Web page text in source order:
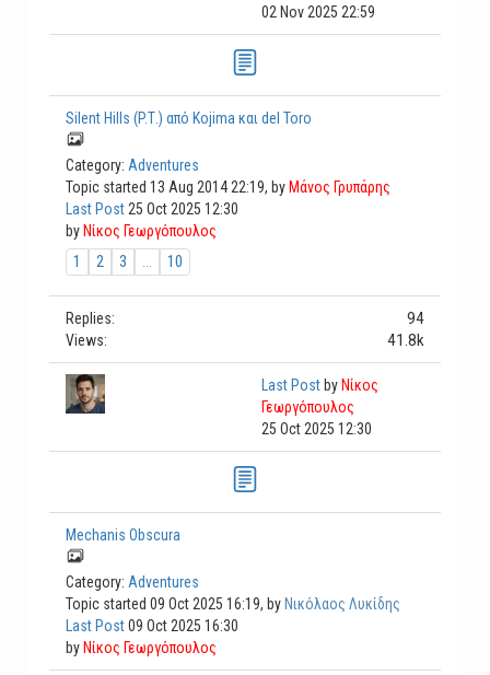
02 Nov 2025 22:59
Silent Hills (P.Τ.) από Kojima και del Toro
Category: Adventures
Topic started 13 Aug 2014 22:19, by Μάνος Γρυπάρης
Last Post 25 Oct 2025 12:30
by Νίκος Γεωργόπουλος
1 2 3 ... 10
Replies: 94
Views: 41.8k
Last Post by Νίκος
Γεωργόπουλος
25 Oct 2025 12:30
Mechanis Obscura
Category: Adventures
Topic started 09 Oct 2025 16:19, by Νικόλαος Λυκίδης
Last Post09 Oct 2025 16:30
by Νίκος Γεωργόπουλος